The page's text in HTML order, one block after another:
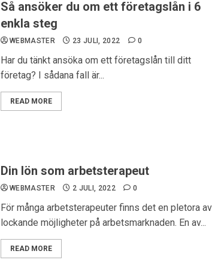
Så ansöker du om ett företagslån i 6
enkla steg
WEBMASTER 23 JULI, 2022 0
Har du tänkt ansöka om ett företagslån till ditt
företag? I sådana fall är...
READ MORE
Din lön som arbetsterapeut
WEBMASTER 2 JULI, 2022 0
För många arbetsterapeuter finns det en pletora av
lockande möjligheter på arbetsmarknaden. En av...
READ MORE